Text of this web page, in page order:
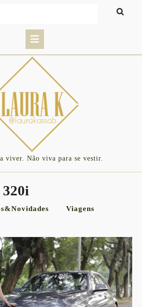
Button
viver. Não viva para se vestir.
Viagens